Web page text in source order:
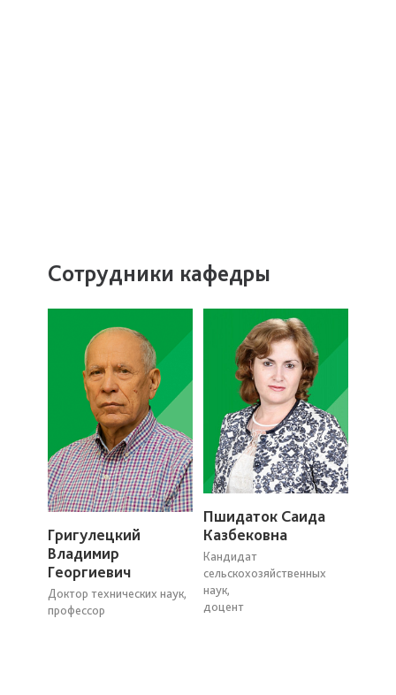
Сотрудники кафедры
Григулецкий
Владимир
Георгиевич
Доктор технических наук,
профессор
Пшидаток Саида
Казбековна
Кандидат
сельскохозяйственных
наук,
доцент